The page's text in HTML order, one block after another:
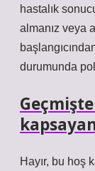
hastalık
almanız veya
durumunda
Hayır, bu hoş